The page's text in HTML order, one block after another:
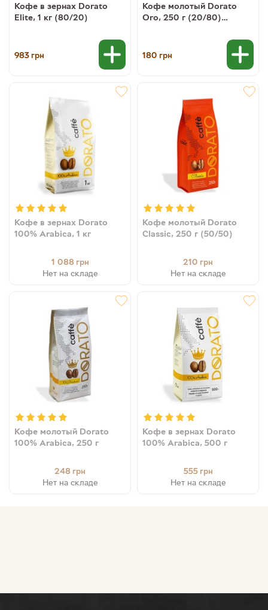
Кофе в зернах Dorato
Elite, 1 кг (80/20)
983грн
Кофе молотый Dorato
Oro, 250 г (20/80)
180 грн
Кофе в зернах Dorato
100% Arabica, 1 кг
1 088 грн
Нет на складе
Кофе молотый Dorato
Classic, 250 г (50/50)
210 грн
Нет на складе
Кофе молотый Dorato
100% Arabica, 250 г
248 грн
Нет на складе
Кофе в зернах Dorato
100% Arabica, 500 г
555 грн
Нет на складе